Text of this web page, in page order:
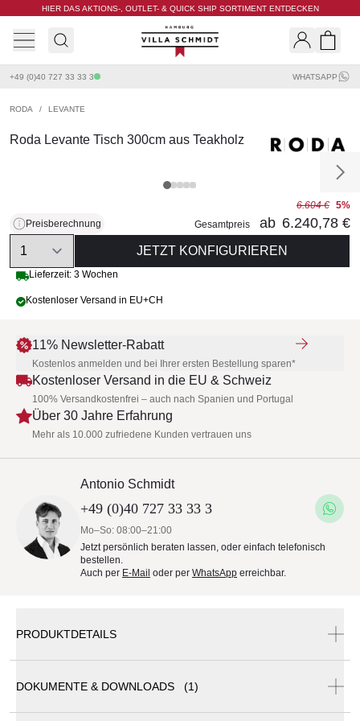
HIER DAS AKTIONS-, OUTLET- & QUICK SHIP SORTIMENT ENTDECKEN
Villa Schmidt
+49 (0)40 727 33 33 3 WHATSAPP
RODA / LEVANTE
Roda Levante Tisch 300cm aus Teakholz
Preisberechnung
6.604 € 5%
Gesamtpreis
ab 6.240,78 €
Quantity
JETZT KONFIGURIEREN
Lieferzeit: 3 Wochen
Kostenloser Versand in EU+CH
11% Newsletter-Rabatt
Kostenlos anmelden und bei Ihrer ersten Bestellung sparen*
Kostenloser Versand in die EU & Schweiz
100% Versandkostenfrei – auch nach Spanien und Portugal
Über 30 Jahre Erfahrung
Mehr als 10.000 zufriedene Kunden vertrauen uns
Antonio Schmidt
+49 (0)40 727 33 33 3
Mo–So: 08:00–21:00
Jetzt persönlich beraten lassen, oder einfach telefonisch
bestellen.
Auch per E-Mail oder per WhatsApp erreichbar.
PRODUKTDETAILS
Roda Levante -
DOKUMENTE & DOWNLOADS (1)